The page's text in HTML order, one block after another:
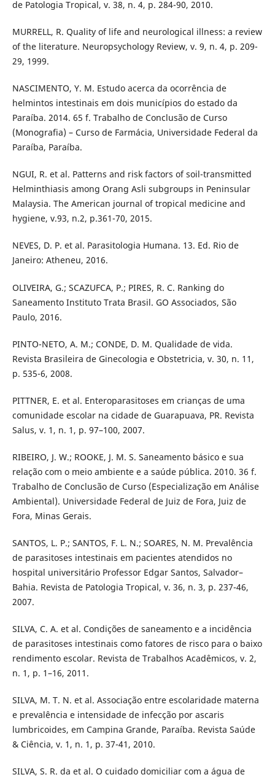
de Patologia Tropical, v. 38, n. 4, p. 284-90, 2010.
MURRELL, R. Quality of life and neurological illness: a review
of the literature. Neuropsychology Review, v. 9, n. 4, p. 209-
29, 1999.
NASCIMENTO, Y. M. Estudo acerca da ocorrência de
helmintos intestinais em dois municípios do estado da
Paraíba. 2014. 65 f. Trabalho de Conclusão de Curso
(Monografia) – Curso de Farmácia, Universidade Federal da
Paraíba, Paraíba.
NGUI, R. et al. Patterns and risk factors of soil-transmitted
Helminthiasis among Orang Asli subgroups in Peninsular
Malaysia. The American journal of tropical medicine and
hygiene, v.93, n.2, p.361-70, 2015.
NEVES, D. P. et al. Parasitologia Humana. 13. Ed. Rio de
Janeiro: Atheneu, 2016.
OLIVEIRA, G.; SCAZUFCA, P.; PIRES, R. C. Ranking do
Saneamento Instituto Trata Brasil. GO Associados, São
Paulo, 2016.
PINTO-NETO, A. M.; CONDE, D. M. Qualidade de vida.
Revista Brasileira de Ginecologia e Obstetricia, v. 30, n. 11,
p. 535-6, 2008.
PITTNER, E. et al. Enteroparasitoses em crianças de uma
comunidade escolar na cidade de Guarapuava, PR. Revista
Salus, v. 1, n. 1, p. 97–100, 2007.
RIBEIRO, J. W.; ROOKE, J. M. S. Saneamento básico e sua
relação com o meio ambiente e a saúde pública. 2010. 36 f.
Trabalho de Conclusão de Curso (Especialização em Análise
Ambiental). Universidade Federal de Juiz de Fora, Juiz de
Fora, Minas Gerais.
SANTOS, L. P.; SANTOS, F. L. N.; SOARES, N. M. Prevalência
de parasitoses intestinais em pacientes atendidos no
hospital universitário Professor Edgar Santos, Salvador–
Bahia. Revista de Patologia Tropical, v. 36, n. 3, p. 237-46,
2007.
SILVA, C. A. et al. Condições de saneamento e a incidência
de parasitoses intestinais como fatores de risco para o baixo
rendimento escolar. Revista de Trabalhos Acadêmicos, v. 2,
n. 1, p. 1–16, 2011.
SILVA, M. T. N. et al. Associação entre escolaridade materna
e prevalência e intensidade de infecção por ascaris
lumbricoides, em Campina Grande, Paraíba. Revista Saúde
& Ciência, v. 1, n. 1, p. 37-41, 2010.
SILVA, S. R. da et al. O cuidado domiciliar com a água de